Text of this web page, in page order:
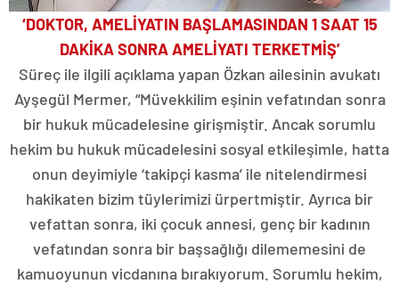
‘DOKTOR, AMELİYATIN BAŞLAMASINDAN 1 SAAT 15
DAKİKA SONRA AMELİYATI TERKETMİŞ’
Süreç ile ilgili açıklama yapan Özkan ailesinin avukatı
Ayşegül Mermer, “Müvekkilim eşinin vefatından sonra
bir hukuk mücadelesine girişmiştir. Ancak sorumlu
hekim bu hukuk mücadelesini sosyal etkileşimle, hatta
onun deyimiyle ‘takipçi kasma’ ile nitelendirmesi
hakikaten bizim tüylerimizi ürpertmiştir. Ayrıca bir
vefattan sonra, iki çocuk annesi, genç bir kadının
vefatından sonra bir başsağlığı dilememesini de
kamuoyunun vicdanına bırakıyorum. Sorumlu hekim,